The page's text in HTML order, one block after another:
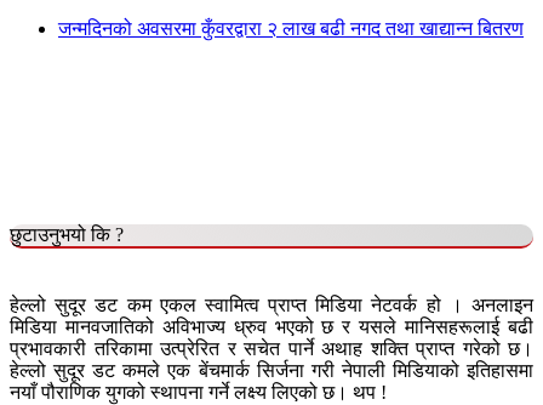
जन्मदिनको अवसरमा कुँवरद्वारा २ लाख बढी नगद तथा खाद्यान्न बितरण
छुटाउनुभयो कि ?
हेल्लो सुदूर डट कम एकल स्वामित्व प्राप्त मिडिया नेटवर्क हो । अनलाइन
मिडिया मानवजातिको अविभाज्य ध्रुव भएको छ र यसले मानिसहरूलाई बढी
प्रभावकारी तरिकामा उत्प्रेरित र सचेत पार्ने अथाह शक्ति प्राप्त गरेको छ।
हेल्लो सुदूर डट कमले एक बेंचमार्क सिर्जना गरी नेपाली मिडियाको इतिहासमा
नयाँ पौराणिक युगको स्थापना गर्ने लक्ष्य लिएको छ। थप !